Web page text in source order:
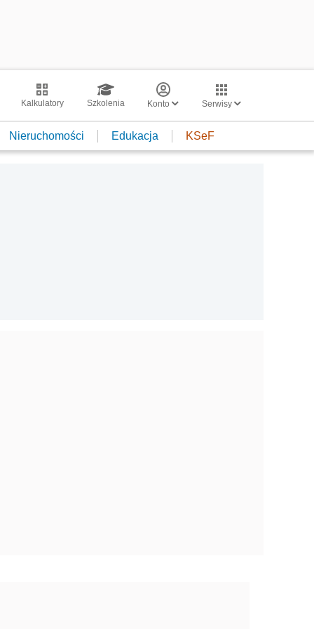
Kalkulatory Szkolenia Konto Serwisy
Nieruchomości Edukacja KSeF